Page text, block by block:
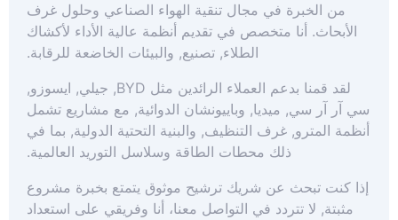
من الخبرة في مجال تنقية الهواء الصناعي وحلول غرف
الأبحاث. أنا متخصص في تقديم أنظمة عالية الأداء لأكشاك
الطلاء, تصنيع, والبيئات الخاضعة للرقابة.
لقد قمنا بدعم العملاء الرائدين مثل BYD, جيلي, ايسوزو,
سي آر آر سي, ميديا, وباييونشان الدوائية, مع مشاريع تشمل
أنظمة المترو, غرف التنظيف, والبنية التحتية الدولية, بما في
ذلك محطات الطاقة وسلاسل التوريد العالمية.
إذا كنت تبحث عن شريك ترشيح موثوق يتمتع بخبرة مشروع
مثبتة, لا تتردد في التواصل معنا، أنا وفريقي على استعداد